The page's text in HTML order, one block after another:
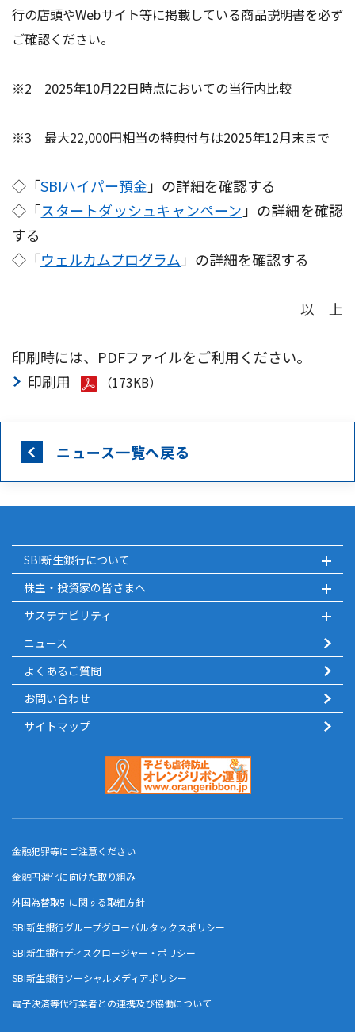
行の店頭やWebサイト等に掲載している商品説明書を必ず
ご確認ください。
※2 2025年10月22日時点においての当行内比較
※3 最大22,000円相当の特典付与は2025年12月末まで
◇「SBIハイパー預金 」の詳細を確認する
◇「スタートダッシュキャンペーン 」の詳細を確認
する
◇「ウェルカムプログラム 」の詳細を確認する
以 上
印刷時には、PDFファイルをご利用ください。
印刷用
（173KB）
ニュース一覧へ戻る
SBI新生銀行について
株主・投資家の皆さまへ
サステナビリティ
ニュース
よくあるご質問
お問い合わせ
サイトマップ
金融犯罪等にご注意ください
金融円滑化に向けた取り組み
外国為替取引に関する取組方針
SBI新生銀行グループグローバルタックスポリシー
SBI新生銀行ディスクロージャー・ポリシー
SBI新生銀行ソーシャルメディアポリシー
電子決済等代行業者との連携及び協働について